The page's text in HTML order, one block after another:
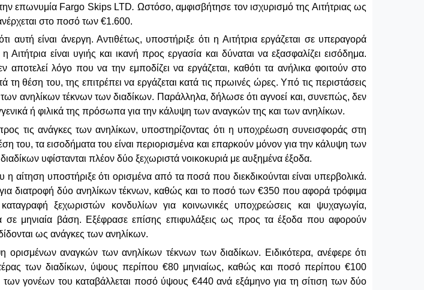
επωνυμία Fargo Skips LTD. Ωστόσο, αμφισβήτησε τον ισχυρισμό της Αιτήτριας ως
στο ποσό των €1.600.
αυτή είναι άνεργη. Αντιθέτως, υποστήριξε ότι η Αιτήτρια εργάζεται σε υπεραγορά
είναι υγιής και ικανή προς εργασία και δύναται να εξασφαλίζει εισόδημα.
λόγο που να την εμποδίζει να εργάζεται, καθότι τα ανήλικα φοιτούν στο
θέση του, της επιτρέπει να εργάζεται κατά τις πρωινές ώρες. Υπό τις περιστάσεις
των ανηλίκων τέκνων των διαδίκων. Παράλληλα, δήλωσε ότι αγνοεί και, συνεπώς, δεν
ή φιλικά της πρόσωπα για την κάλυψη των αναγκών της και των ανηλίκων.
τις ανάγκες των ανηλίκων, υποστηρίζοντας ότι η υποχρέωση συνεισφοράς στη
του, τα εισοδήματα του είναι περιορισμένα και επαρκούν μόνον για την κάλυψη των
υφίστανται πλέον δύο ξεχωριστά νοικοκυριά με αυξημένα έξοδα.
υποστήριξε ότι ορισμένα από τα ποσά που διεκδικούνται είναι υπερβολικά.
διατροφή δύο ανηλίκων τέκνων, καθώς και το ποσό των €350 που αφορά τρόφιμα
ξεχωριστών κονδυλίων για κοινωνικές υποχρεώσεις και ψυχαγωγία,
σε μηνιαία βάση. Εξέφρασε επίσης επιφυλάξεις ως προς τα έξοδα που αφορούν
ως ανάγκες των ανηλίκων.
αναγκών των ανηλίκων τέκνων των διαδίκων. Ειδικότερα, ανέφερε ότι
των διαδίκων, ύψους περίπου €80 μηνιαίως, καθώς και ποσό περίπου €100
γονέων του καταβάλλεται ποσό ύψους €440 ανά εξάμηνο για τη σίτιση των δύο